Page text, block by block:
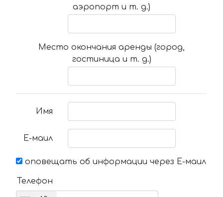
аэропорт и т. д.)
Место окончания аренды (город,
гостиница и т. д.)
Имя
Е-маил
оповещать об информации через Е-маил
Телефон